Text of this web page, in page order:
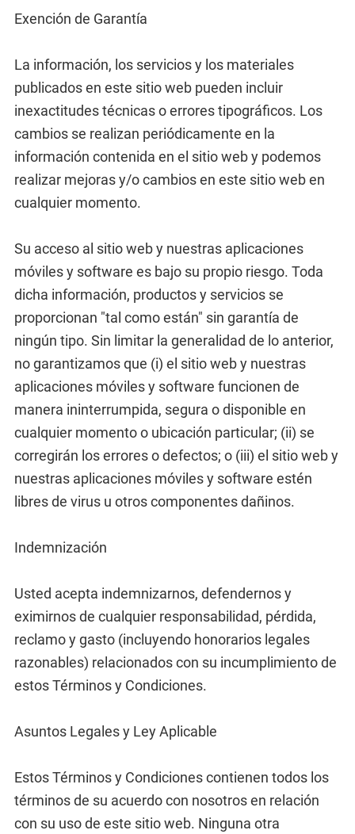
Exención de Garantía
La información, los servicios y los materiales
publicados en este sitio web pueden incluir
inexactitudes técnicas o errores tipográficos. Los
cambios se realizan periódicamente en la
información contenida en el sitio web y podemos
realizar mejoras y/o cambios en este sitio web en
cualquier momento.
Su acceso al sitio web y nuestras aplicaciones
móviles y software es bajo su propio riesgo. Toda
dicha información, productos y servicios se
proporcionan "tal como están" sin garantía de
ningún tipo. Sin limitar la generalidad de lo anterior,
no garantizamos que (i) el sitio web y nuestras
aplicaciones móviles y software funcionen de
manera ininterrumpida, segura o disponible en
cualquier momento o ubicación particular; (ii) se
corregirán los errores o defectos; o (iii) el sitio web y
nuestras aplicaciones móviles y software estén
libres de virus u otros componentes dañinos.
Indemnización
Usted acepta indemnizarnos, defendernos y
eximirnos de cualquier responsabilidad, pérdida,
reclamo y gasto (incluyendo honorarios legales
razonables) relacionados con su incumplimiento de
estos Términos y Condiciones.
Asuntos Legales y Ley Aplicable
Estos Términos y Condiciones contienen todos los
términos de su acuerdo con nosotros en relación
con su uso de este sitio web. Ninguna otra